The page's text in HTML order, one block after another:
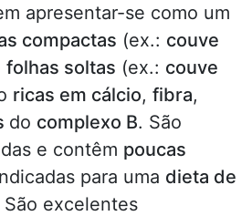
apresentar-se como um
compactas (ex.: couve
folhas soltas (ex.: couve
ricas em cálcio, fibra,
do complexo B. São
e contêm poucas
para uma dieta de
São excelentes